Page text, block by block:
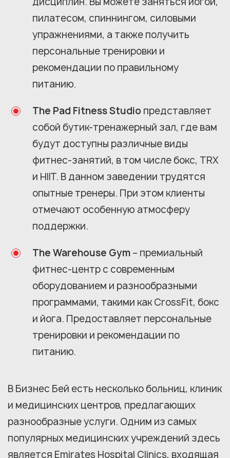
пилатесом, спиннингом, силовыми
упражнениями, а также получить
персональные тренировки и
рекомендации по правильному
питанию.
The Pad Fitness Studio представляет
собой бутик-тренажерный зал, где вам
будут доступны различные виды
фитнес-занятий, в том числе бокс, TRX
и HIIT. В данном заведении трудятся
опытные тренеры. При этом клиенты
отмечают особенную атмосферу
поддержки.
The Warehouse Gym – премиальный
фитнес-центр с современным
оборудованием и разнообразными
программами, такими как CrossFit, бокс
и йога. Предоставляет персональные
тренировки и рекомендации по
питанию.
В Бизнес Бей есть несколько больниц, клиник
и медицинских центров, предлагающих
разнообразные услуги. Одним из самых
популярных медицинских учреждений здесь
является Emirates Hospital Clinics, входящая